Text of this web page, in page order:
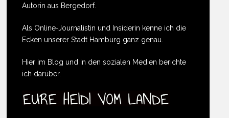
Autorin aus Bergedorf.
Als Online-Journalistin und Insiderin kenne ich die
Ecken unserer Stadt Hamburg ganz genau.
Hier im Blog und in den sozialen Medien berichte
ich darüber.